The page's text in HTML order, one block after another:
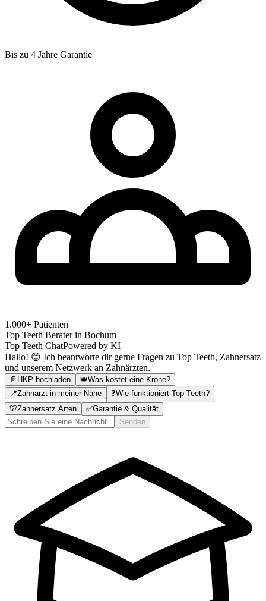
Bis zu 4 Jahre Garantie
1.000+ Patienten
Top Teeth Berater in Bochum
Top Teeth ChatPowered by KI
Hallo! 😊 Ich beantworte dir gerne Fragen zu Top Teeth, Zahnersatz
und unserem Netzwerk an Zahnärzten.
📄 HKP hochladen 👑Was kostet eine Krone?
📍Zahnarzt in meiner Nähe ❓Wie funktioniert Top Teeth?
🦷Zahnersatz Arten ✅Garantie & Qualität
Senden